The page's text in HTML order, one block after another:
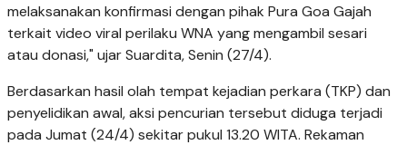
melaksanakan konfirmasi dengan pihak Pura Goa Gajah
terkait video viral perilaku WNA yang mengambil sesari
atau donasi," ujar Suardita, Senin (27/4).
Berdasarkan hasil olah tempat kejadian perkara (TKP) dan
penyelidikan awal, aksi pencurian tersebut diduga terjadi
pada Jumat (24/4) sekitar pukul 13.20 WITA. Rekaman